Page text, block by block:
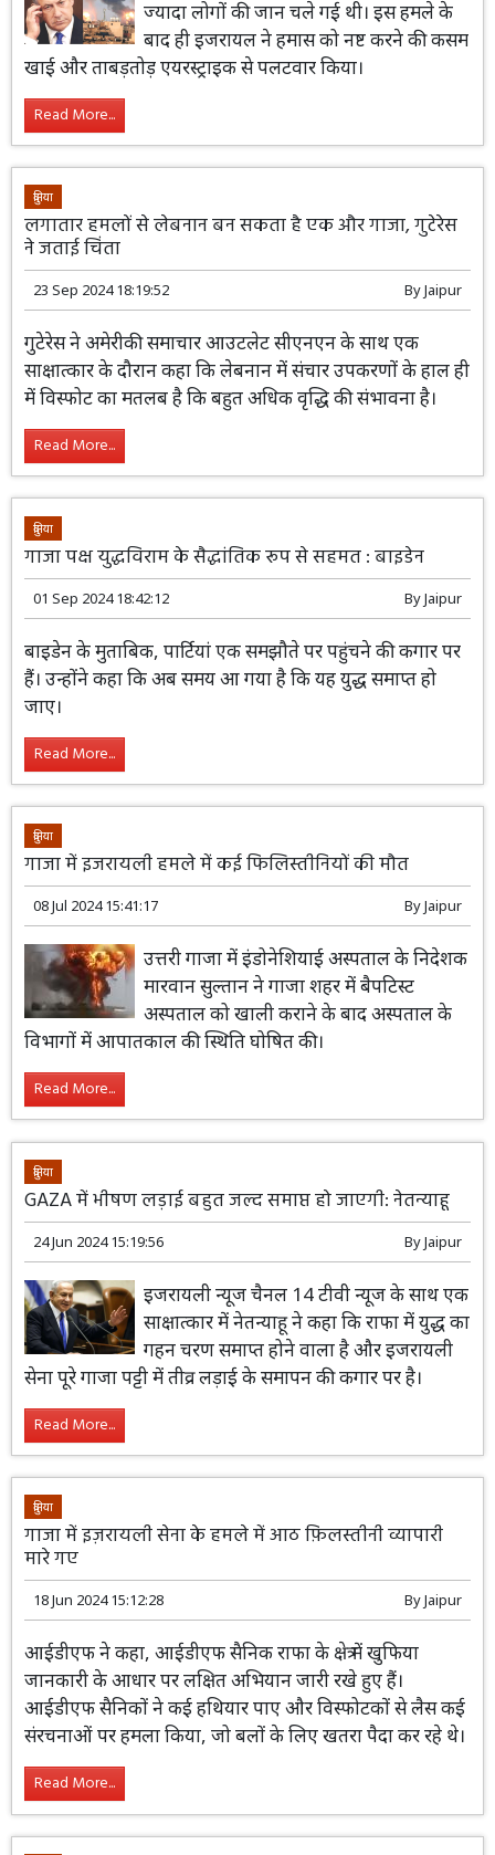
ज्यादा लोगों की जान चले गई थी। इस हमले के
बाद ही इजरायल ने हमास को नष्ट करने की कसम
खाई और ताबड़तोड़ एयरस्ट्राइक से पलटवार किया।
Read More...
दुनिया
लगातार हमलों से लेबनान बन सकता है एक और गाजा, गुटेरेस
ने जताई चिंता
23 Sep 2024 18:19:52 ByJaipur
गुटेरेस ने अमेरीकी समाचार आउटलेट सीएनएन के साथ एक
साक्षात्कार के दौरान कहा कि लेबनान में संचार उपकरणों के हाल ही
में विस्फोट का मतलब है कि बहुत अधिक वृद्धि की संभावना है।
Read More...
दुनिया
गाजा पक्ष युद्धविराम के सैद्धांतिक रूप से सहमत : बाइडेन
01 Sep 2024 18:42:12 ByJaipur
बाइडेन के मुताबिक, पार्टियां एक समझौते पर पहुंचने की कगार पर
हैं। उन्होंने कहा कि अब समय आ गया है कि यह युद्ध समाप्त हो
जाए।
Read More...
दुनिया
गाजा में इजरायली हमले में कई फिलिस्तीनियों की मौत
08 Jul 2024 15:41:17 ByJaipur
उत्तरी गाजा में इंडोनेशियाई अस्पताल के निदेशक
मारवान सुल्तान ने गाजा शहर में बैपटिस्ट
अस्पताल को खाली कराने के बाद अस्पताल के
विभागों में आपातकाल की स्थिति घोषित की।
Read More...
दुनिया
GAZA में भीषण लड़ाई बहुत जल्द समाप्त हो जाएगी: नेतन्याहू
24 Jun 2024 15:19:56 ByJaipur
इजरायली न्यूज चैनल 14 टीवी न्यूज के साथ एक
साक्षात्कार में नेतन्याहू ने कहा कि राफा में युद्ध का
गहन चरण समाप्त होने वाला है और इजरायली
सेना पूरे गाजा पट्टी में तीव्र लड़ाई के समापन की कगार पर है।
Read More...
दुनिया
गाजा में इज़रायली सेना के हमले में आठ फ़िलस्तीनी व्यापारी
मारे गए
18 Jun 2024 15:12:28 ByJaipur
आईडीएफ ने कहा, आईडीएफ सैनिक राफा के क्षेत्र में खुफिया
जानकारी के आधार पर लक्षित अभियान जारी रखे हुए हैं।
आईडीएफ सैनिकों ने कई हथियार पाए और विस्फोटकों से लैस कई
संरचनाओं पर हमला किया, जो बलों के लिए खतरा पैदा कर रहे थे।
Read More...